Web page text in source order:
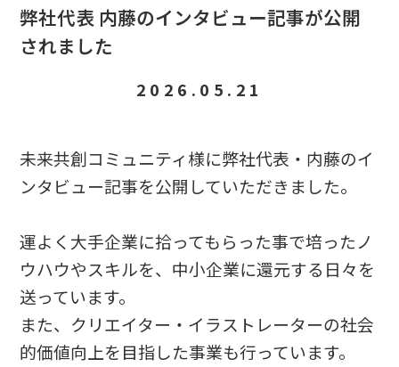
弊社代表 内藤のインタビュー記事が公開
されました
2026.05.21
未来共創コミュニティ様に弊社代表・内藤のイ
ンタビュー記事を公開していただきました。
運よく大手企業に拾ってもらった事で培ったノ
ウハウやスキルを、中小企業に還元する日々を
送っています。
また、クリエイター・イラストレーターの社会
的価値向上を目指した事業も行っています。